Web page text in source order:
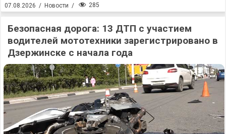
07.08.2026 / Новости / 285
Безопасная дорога: 13 ДТП с участием
водителей мототехники зарегистрировано в
Дзержинске с начала года